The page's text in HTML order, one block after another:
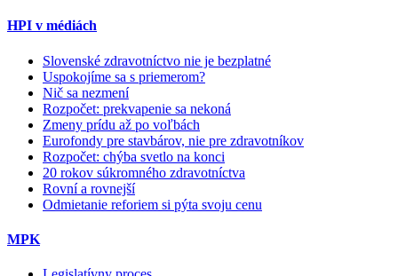
HPI v médiách
Slovenské zdravotníctvo nie je bezplatné
Uspokojíme sa s priemerom?
Nič sa nezmení
Rozpočet: prekvapenie sa nekoná
Zmeny prídu až po voľbách
Eurofondy pre stavbárov, nie pre zdravotníkov
Rozpočet: chýba svetlo na konci
20 rokov súkromného zdravotníctva
Rovní a rovnejší
Odmietanie reforiem si pýta svoju cenu
MPK